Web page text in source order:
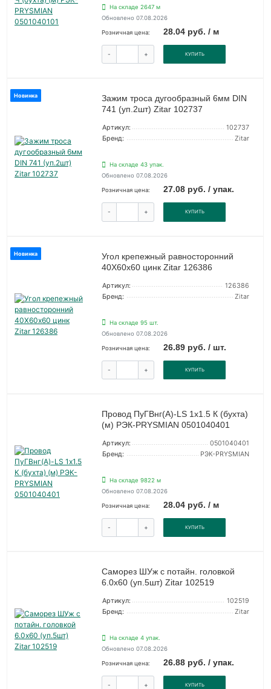
На складе 2647 м
Обновлено 07.08.2026
Розничная цена: 28.04 руб. / м
- + КУПИТЬ
Новинка
Зажим троса дугообразный 6мм DIN
741 (уп.2шт) Zitar 102737
Артикул:
102737
Бренд:
Zitar
На складе 43 упак.
Обновлено 07.08.2026
Розничная цена: 27.08 руб. / упак.
- + КУПИТЬ
Новинка
Угол крепежный равносторонний
40Х60х60 цинк Zitar 126386
Артикул:
126386
Бренд:
Zitar
На складе 95 шт.
Обновлено 07.08.2026
Розничная цена: 26.89 руб. / шт.
- + КУПИТЬ
Провод ПуГВнг(А)-LS 1х1.5 К (бухта)
(м) РЭК-PRYSMIAN 0501040401
Артикул:
0501040401
Бренд:
РЭК-PRYSMIAN
На складе 9822 м
Обновлено 07.08.2026
Розничная цена: 28.04 руб. / м
- + КУПИТЬ
Саморез ШУж с потайн. головкой
6.0х60 (уп.5шт) Zitar 102519
Артикул:
102519
Бренд:
Zitar
На складе 4 упак.
Обновлено 07.08.2026
Розничная цена: 26.88 руб. / упак.
- + КУПИТЬ